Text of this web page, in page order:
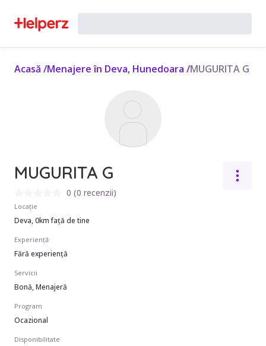
Acasă /Menajere în Deva, Hunedoara /MUGURITA G
MUGURITA G
0 (0 recenzii)
Locație
Deva, 0km față de tine
Experiență
Fără experiență
Servicii
Bonă, Menajeră
Program
Ocazional
Disponibilitate